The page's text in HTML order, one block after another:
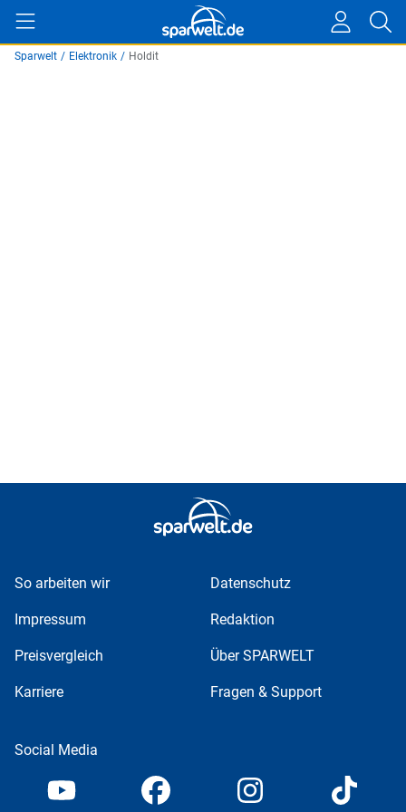
Sparwelt / Elektronik / Holdit
So arbeiten wir Datenschutz
Impressum Redaktion
Preisvergleich Über SPARWELT
Karriere Fragen & Support
Social Media